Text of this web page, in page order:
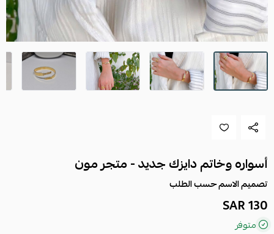
أسواره وخاتم دايزك جديد - متجر مون
تصميم الاسم حسب الطلب
130 SAR
متوفر